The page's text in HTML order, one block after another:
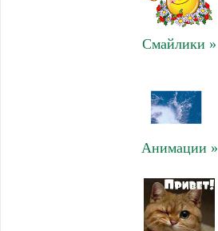
Смайлики »
Анимации »